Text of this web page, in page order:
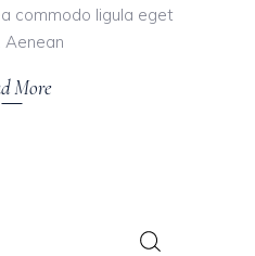
commodo ligula eget
Aenean
More